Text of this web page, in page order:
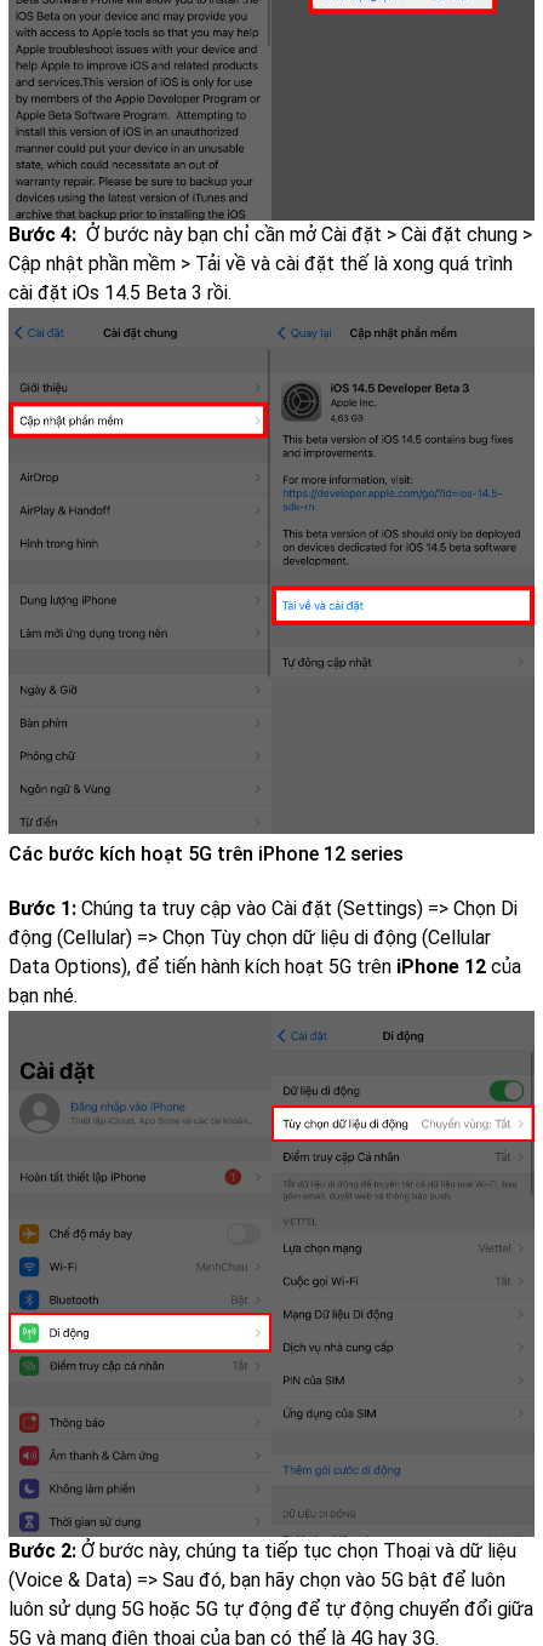
Bước 4: Ở bước này bạn chỉ cần mở Cài đặt > Cài đặt chung >
Cập nhật phần mềm > Tải về và cài đặt thế là xong quá trình
cài đặt iOs 14.5 Beta 3 rồi.
Các bước kích hoạt 5G trên iPhone 12 series
Bước 1: Chúng ta truy cập vào Cài đặt (Settings) => Chọn Di
động (Cellular) => Chọn Tùy chọn dữ liệu di động (Cellular
Data Options), để tiến hành kích hoạt 5G trên iPhone 12 của
bạn nhé.
Bước 2: Ở bước này, chúng ta tiếp tục chọn Thoại và dữ liệu
(Voice & Data) => Sau đó, bạn hãy chọn vào 5G bật để luôn
luôn sử dụng 5G hoặc 5G tự động để tự động chuyển đổi giữa
5G và mạng điện thoại của bạn có thể là 4G hay 3G.